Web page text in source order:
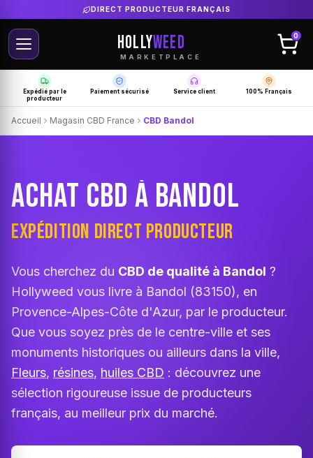
LIVRAISON GRATUITE SELON PRODUCTEUR
HOLLYWEED
MARKETPLACE
0
Expédié par le
producteur
Paiement sécurisé Service client 100% Français
Accueil Magasin CBD France CBD Bandol
ACHAT CBD À BANDOL
EXPÉDITION DIRECT PRODUCTEUR
Vous cherchez du CBD de qualité à Bandol ?
Hollyweed vous livre à Bandol (83150), en
Provence-Alpes-Côte d'Azur, par le producteur.
Que vous soyez près de le centre-ville et ses
monuments historiques ou ailleurs dans la ville,
Fleurs, résines, huiles CBD : découvrez une
sélection rigoureuse issue de producteurs
français, au meilleur prix du marché.